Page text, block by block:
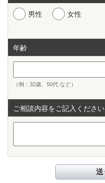
男性 女性
年齢
（例：32歳、50代 など）
ご相談内容をご記入ください